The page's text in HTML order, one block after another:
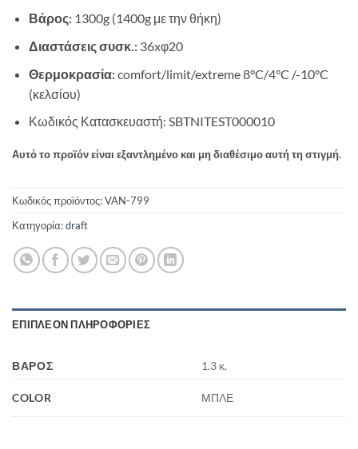
Βάρος: 1300g (1400g με την θήκη)
Διαστάσεις συσκ.: 36xφ20
Θερμοκρασία:comfort/limit/extreme 8°C/4°C /-10°C
(κελσίου)
Κωδικός Κατασκευαστή: SBTNITEST000010
Αυτό το προϊόν είναι εξαντλημένο και μη διαθέσιμο αυτή τη στιγμή.
Κωδικός προϊόντος:VAN-799
Κατηγορία:draft
ΕΠΙΠΛΈΟΝ ΠΛΗΡΟΦΟΡΊΕΣ
ΒΆΡΟΣ 1.3 κ.
COLOR ΜΠΛΕ